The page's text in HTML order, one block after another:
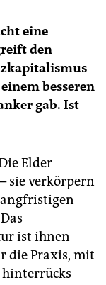
eine
den
besseren
gab. Ist
Elder
sie verkörpern
ist ihnen
die Praxis, mit
hinterrücks